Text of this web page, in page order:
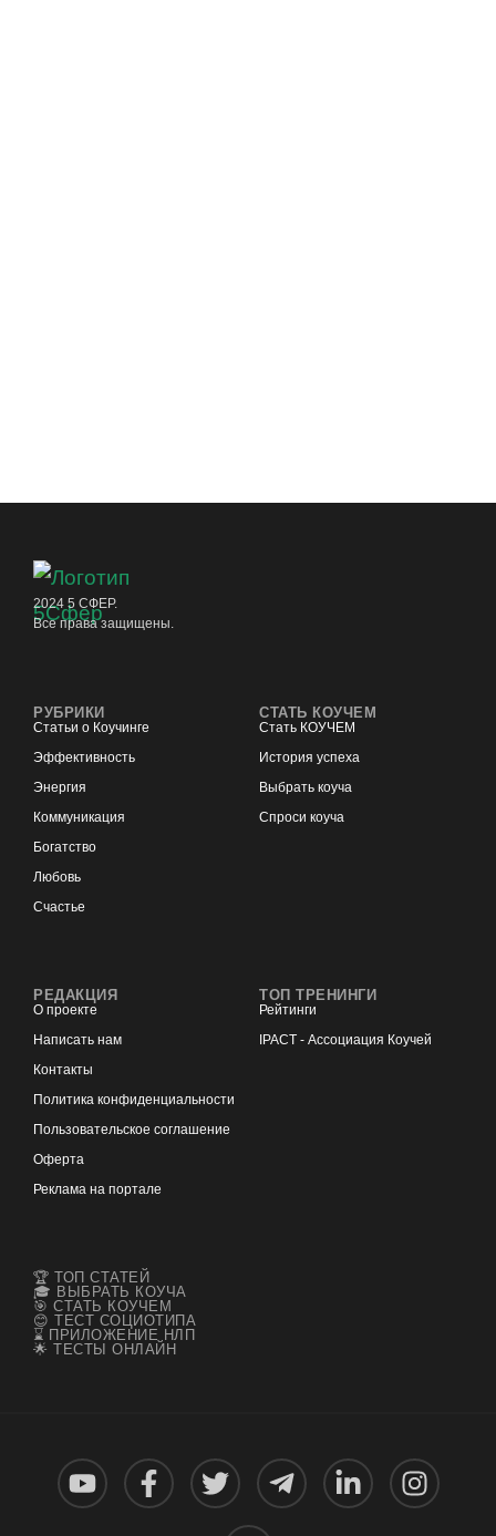
2024 5 СФЕР.
Все права защищены.
РУБРИКИ
Статьи о Коучинге
Эффективность
Энергия
Коммуникация
Богатство
Любовь
Счастье
СТАТЬ КОУЧЕМ
Стать КОУЧЕМ
История успеха
Выбрать коуча
Спроси коуча
РЕДАКЦИЯ
О проекте
Написать нам
Контакты
Политика конфиденциальности
Пользовательское соглашение
Оферта
Реклама на портале
ТОП ТРЕНИНГИ
Рейтинги
IPACT - Ассоциация Коучей
🏆 ТОП СТАТЕЙ
🎓 ВЫБРАТЬ КОУЧА
🎯 СТАТЬ КОУЧЕМ
😊 ТЕСТ СОЦИОТИПА
⌛ ПРИЛОЖЕНИЕ НЛП
🌟 ТЕСТЫ ОНЛАЙН